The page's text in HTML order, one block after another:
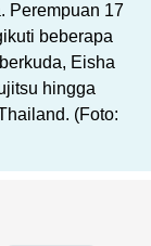
Perempuan 17
beberapa
Eisha
hingga
(Foto: